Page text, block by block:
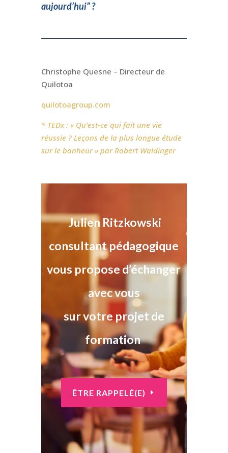
aujourd’hui” ?
Christophe Quesne – Directeur de
Quilotoa
quilotoagroup.com
* TEDx : « Qu’est-ce qui fait une vie
réussie ? Leçons de la plus longue étude
sur le bonheur » par Robert Waldinger
Julien Ritzkowski
consultant pédagogique
vous propose d’échanger
avec vous
sur votre projet de
formation
ÊTRE RAPPELÉ(E)